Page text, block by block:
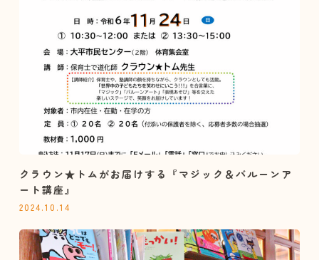
クラウン★トムがお届けする『マジック＆バルーンア
ート講座』
2024.10.14